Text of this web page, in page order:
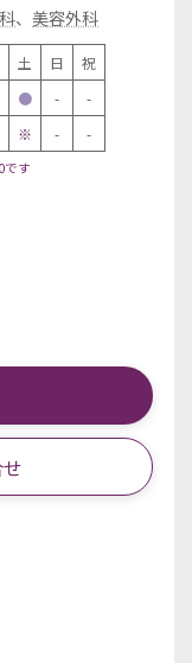
、 美容外科
土 日
祝
● -
-
※ - -
です